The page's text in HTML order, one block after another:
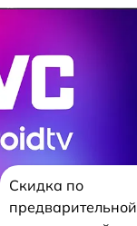
Скидка по
предварительной